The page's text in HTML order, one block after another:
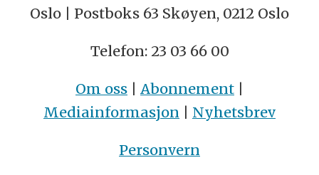
Oslo | Postboks 63 Skøyen, 0212 Oslo
Telefon: 23 03 66 00
Om oss | Abonnement |
Mediainformasjon | Nyhetsbrev
Personvern